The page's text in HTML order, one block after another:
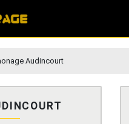
Audincourt